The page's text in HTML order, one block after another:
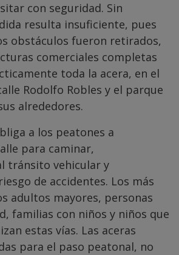
con seguridad. Sin
resulta insuficiente, pues
obstáculos fueron retirados,
comerciales completas
toda la acera, en el
Rodolfo Robles y el parque
alrededores.
a los peatones a
para caminar,
tránsito vehicular y
de accidentes. Los más
adultos mayores, personas
familias con niños y niños que
estas vías. Las aceras
para el paso peatonal, no